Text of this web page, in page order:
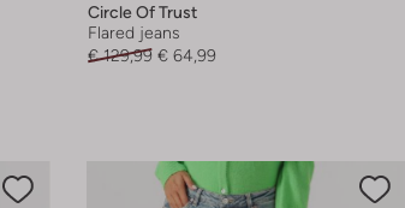
Circle Of Trust
Flared jeans
€ 129,99 € 64,99